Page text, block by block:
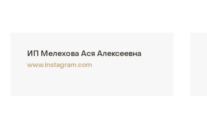
ИП Мелехова Ася Алексеевна
www.instagram.com